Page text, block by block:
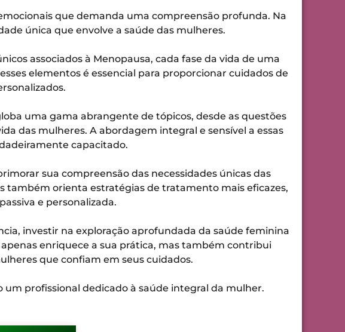
que demanda uma compreensão profunda. Na
única que envolve a saúde das mulheres.
associados à Menopausa, cada fase da vida de uma
elementos é essencial para proporcionar cuidados de
uma gama abrangente de tópicos, desde as questões
das mulheres. A abordagem integral e sensível a essas
capacitado.
sua compreensão das necessidades únicas das
também orienta estratégias de tratamento mais eficazes,
e personalizada.
investir na exploração aprofundada da saúde feminina
enriquece a sua prática, mas também contribui
que confiam em seus cuidados.
profissional dedicado à saúde integral da mulher.